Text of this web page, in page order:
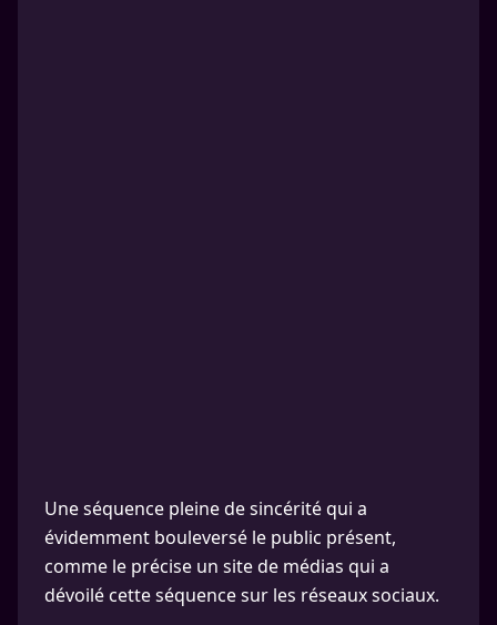
Une séquence pleine de sincérité qui a
évidemment bouleversé le public présent,
comme le précise un site de médias qui a
dévoilé cette séquence sur les réseaux sociaux.